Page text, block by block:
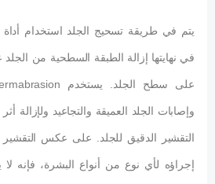
يتم في طريقة تسحيج الجلد استخدام
في نهايتها إزالة الطبقة السطحية من
وإصابات الجلد العميقة والتجاعيد ولإزالة
التقشير الدقيق للجلد. على عكس التقشير
إجراؤه لأي نوع من أنواع البشرة، فإنه